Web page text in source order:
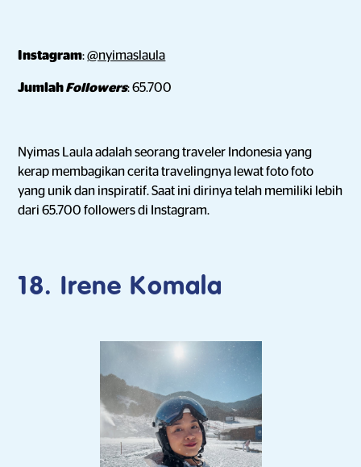
Instagram:@nyimaslaula
JumlahFollowers: 65.700
Nyimas Laula adalah seorang traveler Indonesia yang
kerap membagikan cerita travelingnya lewat foto foto
yang unik dan inspiratif. Saat ini dirinya telah memiliki lebih
dari 65.700 followers di Instagram.
18. Irene Komala